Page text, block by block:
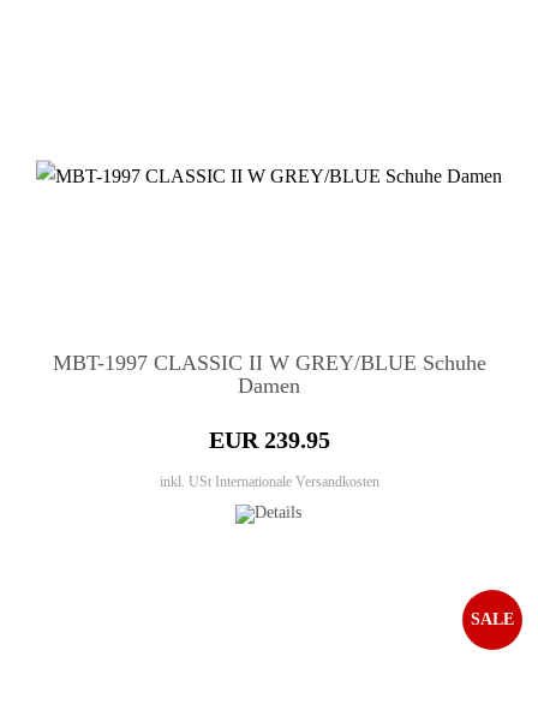
MBT-1997 CLASSIC II W GREY/BLUE Schuhe
Damen
EUR 239.95
inkl. USt Internationale Versandkosten
SALE